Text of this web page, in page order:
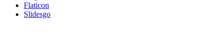
Flaticon
Slidesgo